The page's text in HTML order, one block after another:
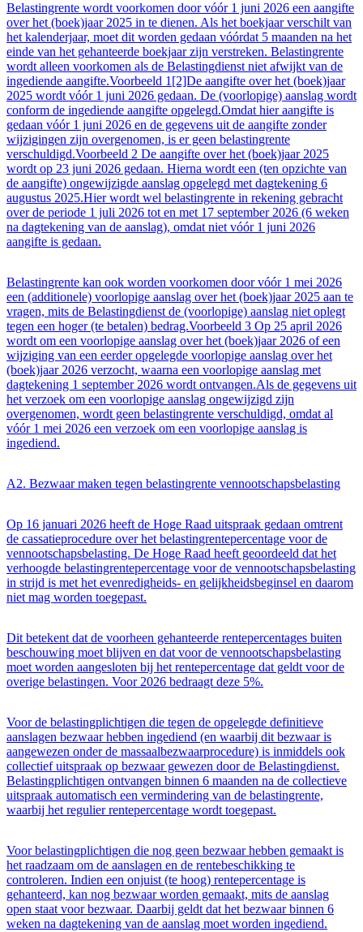
Belastingrente wordt voorkomen door vóór 1 juni 2026 een aangifte
over het (boek)jaar 2025 in te dienen. Als het boekjaar verschilt van
het kalenderjaar, moet dit worden gedaan vóórdat 5 maanden na het
einde van het gehanteerde boekjaar zijn verstreken. Belastingrente
wordt alleen voorkomen als de Belastingdienst niet afwijkt van de
ingediende aangifte.Voorbeeld 1[2]De aangifte over het (boek)jaar
2025 wordt vóór 1 juni 2026 gedaan. De (voorlopige) aanslag wordt
conform de ingediende aangifte opgelegd.Omdat hier aangifte is
gedaan vóór 1 juni 2026 en de gegevens uit de aangifte zonder
wijzigingen zijn overgenomen, is er geen belastingrente
verschuldigd.Voorbeeld 2 De aangifte over het (boek)jaar 2025
wordt op 23 juni 2026 gedaan. Hierna wordt een (ten opzichte van
de aangifte) ongewijzigde aanslag opgelegd met dagtekening 6
augustus 2025.Hier wordt wel belastingrente in rekening gebracht
over de periode 1 juli 2026 tot en met 17 september 2026 (6 weken
na dagtekening van de aanslag), omdat niet vóór 1 juni 2026
aangifte is gedaan.
Belastingrente kan ook worden voorkomen door vóór 1 mei 2026
een (additionele) voorlopige aanslag over het (boek)jaar 2025 aan te
vragen, mits de Belastingdienst de (voorlopige) aanslag niet oplegt
tegen een hoger (te betalen) bedrag.Voorbeeld 3 Op 25 april 2026
wordt om een voorlopige aanslag over het (boek)jaar 2026 of een
wijziging van een eerder opgelegde voorlopige aanslag over het
(boek)jaar 2026 verzocht, waarna een voorlopige aanslag met
dagtekening 1 september 2026 wordt ontvangen.Als de gegevens uit
het verzoek om een voorlopige aanslag ongewijzigd zijn
overgenomen, wordt geen belastingrente verschuldigd, omdat al
vóór 1 mei 2026 een verzoek om een voorlopige aanslag is
ingediend.
A2. Bezwaar maken tegen belastingrente vennootschapsbelasting
Op 16 januari 2026 heeft de Hoge Raad uitspraak gedaan omtrent
de cassatieprocedure over het belastingrentepercentage voor de
vennootschapsbelasting. De Hoge Raad heeft geoordeeld dat het
verhoogde belastingrentepercentage voor de vennootschapsbelasting
in strijd is met het evenredigheids- en gelijkheidsbeginsel en daarom
niet mag worden toegepast.
Dit betekent dat de voorheen gehanteerde rentepercentages buiten
beschouwing moet blijven en dat voor de vennootschapsbelasting
moet worden aangesloten bij het rentepercentage dat geldt voor de
overige belastingen. Voor 2026 bedraagt deze 5%.
Voor de belastingplichtigen die tegen de opgelegde definitieve
aanslagen bezwaar hebben ingediend (en waarbij dit bezwaar is
aangewezen onder de massaalbezwaarprocedure) is inmiddels ook
collectief uitspraak op bezwaar gewezen door de Belastingdienst.
Belastingplichtigen ontvangen binnen 6 maanden na de collectieve
uitspraak automatisch een vermindering van de belastingrente,
waarbij het regulier rentepercentage wordt toegepast.
Voor belastingplichtigen die nog geen bezwaar hebben gemaakt is
het raadzaam om de aanslagen en de rentebeschikking te
controleren. Indien een onjuist (te hoog) rentepercentage is
gehanteerd, kan nog bezwaar worden gemaakt, mits de aanslag
open staat voor bezwaar. Daarbij geldt dat het bezwaar binnen 6
weken na dagtekening van de aanslag moet worden ingediend.